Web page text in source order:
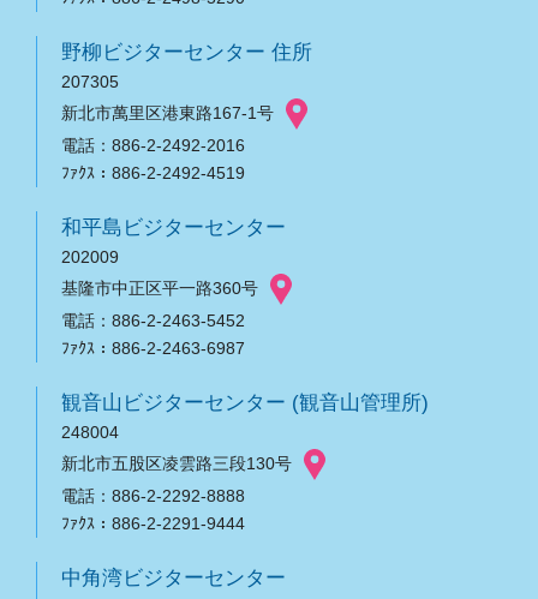
野柳ビジターセンター 住所
207305
新北市萬里区港東路167-1号
電話：886-2-2492-2016
ﾌｧｸｽ：886-2-2492-4519
和平島ビジターセンター
202009
基隆市中正区平一路360号
電話：886-2-2463-5452
ﾌｧｸｽ：886-2-2463-6987
観音山ビジターセンター (観音山管理所)
248004
新北市五股区凌雲路三段130号
電話：886-2-2292-8888
ﾌｧｸｽ：886-2-2291-9444
中角湾ビジターセンター